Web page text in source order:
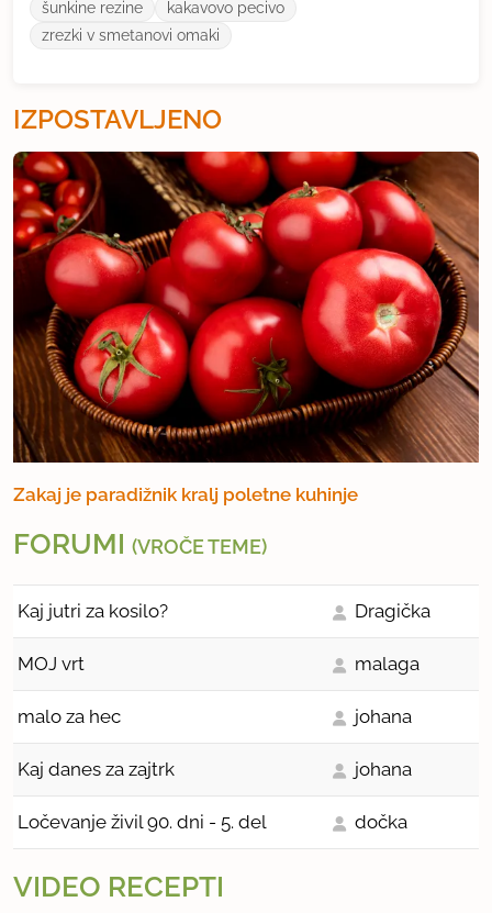
šunkine rezine
kakavovo pecivo
zrezki v smetanovi omaki
IZPOSTAVLJENO
Zakaj je paradižnik kralj poletne kuhinje
FORUMI (VROČE TEME)
Kaj jutri za kosilo? Dragička
MOJ vrt malaga
malo za hec johana
Kaj danes za zajtrk johana
Ločevanje živil 90. dni - 5. del dočka
VIDEO RECEPTI